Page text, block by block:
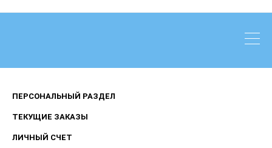
ПЕРСОНАЛЬНЫЙ РАЗДЕЛ
ТЕКУЩИЕ ЗАКАЗЫ
ЛИЧНЫЙ СЧЕТ